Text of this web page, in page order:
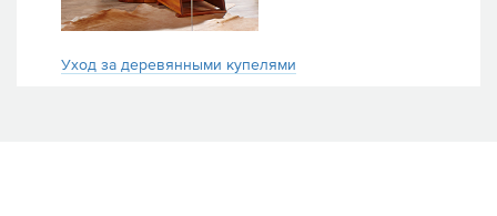
Уход за деревянными купелями